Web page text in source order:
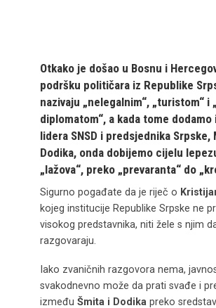
Otkako je došao u Bosnu i
podršku političara iz Republike
nazivaju „nelegalnim“, „turistom“ i
diplomatom“, a kada tome dodamo
lidera SNSD i predsjednika Srpske,
Dodika, onda dobijemo cijelu
„lažova“, preko „prevaranta“ do
Sigurno pogađate da je riječ o
kojeg institucije Republike Srpske ne
visokog predstavnika, niti žele s njim
razgovaraju.
Iako zvaničnih razgovora nema,
svakodnevno može da prati svađe i
između Šmita i Dodika preko